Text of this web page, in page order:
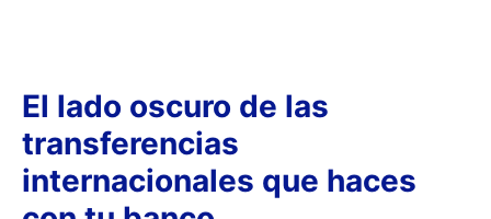
El lado oscuro de las
transferencias
internacionales que haces